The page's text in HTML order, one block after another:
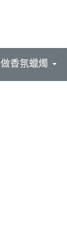
做香氛蠟燭